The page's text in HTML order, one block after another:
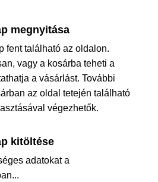
fent található az oldalon.
vagy a kosárba teheti a
a vásárlást. További
az oldal tetején található
végezhetők.
adatokat a